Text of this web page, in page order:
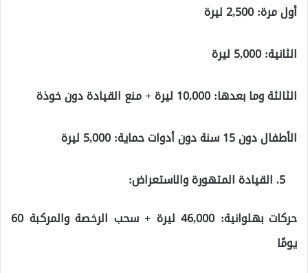
أول مرة: 2,500 ليرة
الثانية: 5,000 ليرة
الثالثة وما بعدها: 10,000 ليرة + منع القيادة دون خوذة
الأطفال دون 15 سنة دون أدوات حماية: 5,000 ليرة
القيادة المتهورة والاستعراض:
حركات بهلوانية: 46,000 ليرة + سحب الرخصة والمركبة 60
يومًا